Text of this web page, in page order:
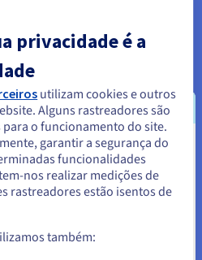
de domínio desejado,
(Top-Level Domain). Por
tais como
.
de verificar se o nome de
inclui um nome de marca
registar um nome de
marca de uma empresa
lhe para deixar de utilizar o
o seu nome de marca.
em
Unidos, terá de consultar e
privacidade é a
utilizam cookies e outros
Alguns rastreadores são
o funcionamento do site.
garantir a segurança do
funcionalidades
nos realizar medições de
rastreadores estão isentos de
também: